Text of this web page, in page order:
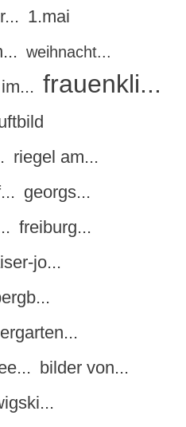
1.mai
weihnacht...
frauenkli...
riegel am...
georgs...
freiburg...
jo...
bilder von...